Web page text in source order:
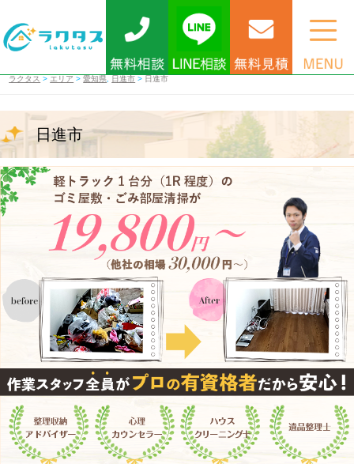
ラクタス > エリア >愛知県 日進市 > 日進市
日進市